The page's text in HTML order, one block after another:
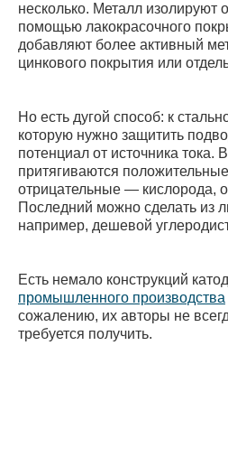
несколько. Металл изолируют
помощью лакокрасочного
добавляют более активный
цинкового покрытия или
Но есть дугой способ: к
которую нужно защитить
потенциал от источника тока.
притягиваются
отрицательные — кислорода,
Последний можно сделать из
например, дешевой
Есть немало конструкций
промышленного производства
сожалению, их авторы не
требуется получить.